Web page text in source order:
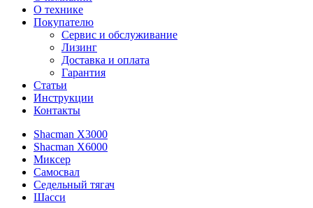
О технике
Покупателю
Сервис и обслуживание
Лизинг
Доставка и оплата
Гарантия
Статьи
Инструкции
Контакты
Shacman X3000
Shacman X6000
Миксер
Самосвал
Седельный тягач
Шасси